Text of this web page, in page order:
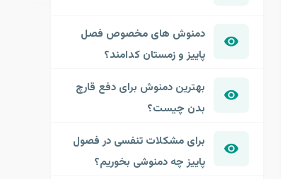
دمنوش های مخصوص فصل
پاییز و زمستان کدامند؟
بهترین دمنوش برای دفع قارچ
بدن چیست؟
برای مشکلات تنفسی در فصول
پاییز چه دمنوشی بخوریم؟